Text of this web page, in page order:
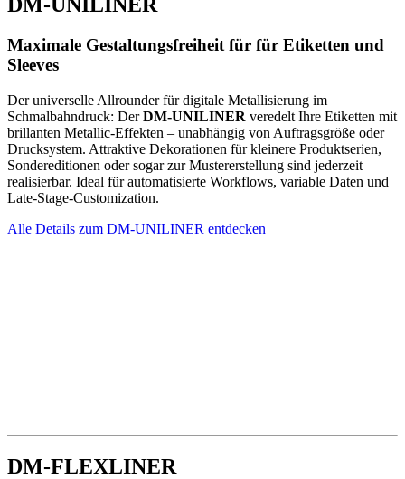
DM-UNILINER
Maximale Gestaltungsfreiheit für für Etiketten und
Sleeves
Der universelle Allrounder für digitale Metallisierung im
Schmalbahndruck: DerDM-UNILINER veredelt Ihre Etiketten mit
brillanten Metallic-Effekten – unabhängig von Auftragsgröße oder
Drucksystem. Attraktive Dekorationen für kleinere Produktserien,
Sondereditionen oder sogar zur Mustererstellung sind jederzeit
realisierbar. Ideal für automatisierte Workflows, variable Daten und
Late-Stage-Customization.
Alle Details zum DM-UNILINER entdecken
DM-FLEXLINER